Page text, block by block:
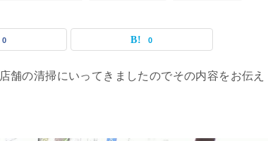
0 0
舗の清掃にいってきましたのでその内容をお伝え